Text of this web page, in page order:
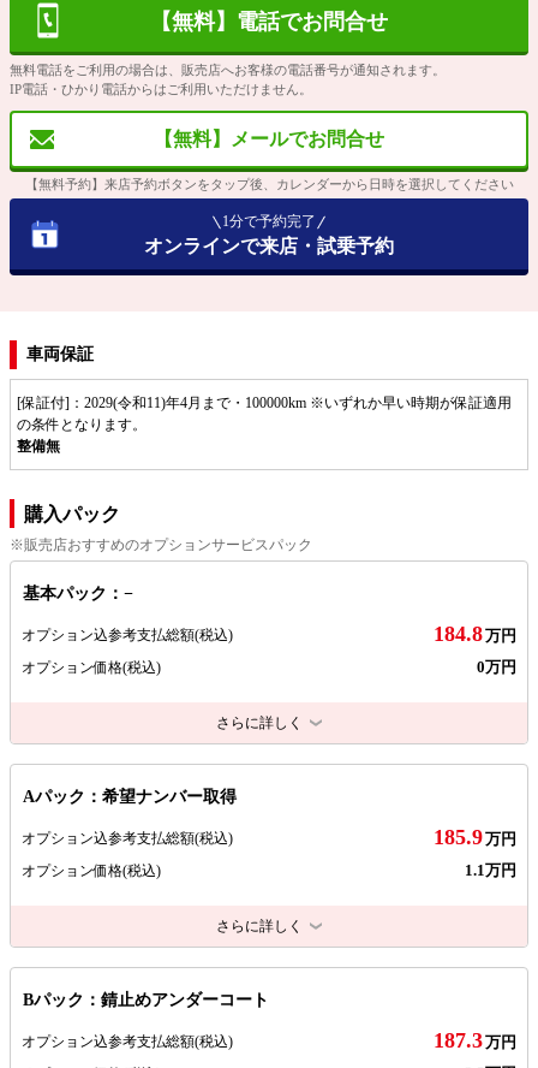
【無料】電話でお問合せ
無料電話をご利用の場合は、販売店へお客様の電話番号が通知されます。
IP電話・ひかり電話からはご利用いただけません。
【無料】メールでお問合せ
【無料予約】来店予約ボタンをタップ後、カレンダーから日時を選択してください
1分で予約完了
オンラインで来店・試乗予約
車両保証
[保証付]：2029(令和11)年4月まで・100000km ※いずれか早い時期が保証適用
の条件となります。
整備無
購入パック
※販売店おすすめのオプションサービスパック
基本パック：−
オプション込参考支払総額(税込) 184.8万円
オプション価格(税込) 0万円
さらに詳しく
Aパック：希望ナンバー取得
オプション込参考支払総額(税込) 185.9万円
オプション価格(税込) 1.1万円
さらに詳しく
Bパック：錆止めアンダーコート
オプション込参考支払総額(税込) 187.3万円